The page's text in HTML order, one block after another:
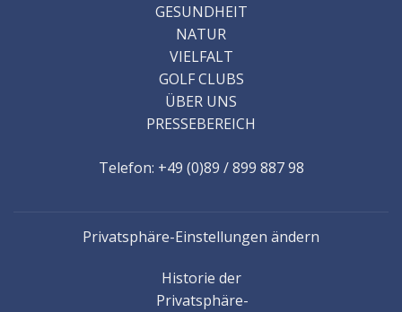
GESUNDHEIT
NATUR
VIELFALT
GOLF CLUBS
ÜBER UNS
PRESSEBEREICH
Telefon: +49 (0)89 / 899 887 98
Privatsphäre-Einstellungen ändern
Historie der
Privatsphäre-